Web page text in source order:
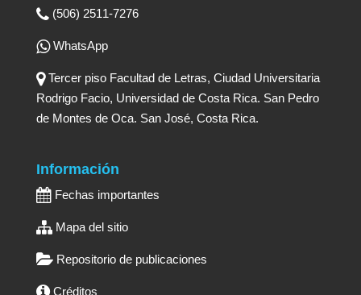
(506) 2511-7276
WhatsApp
Tercer piso Facultad de Letras, Ciudad Universitaria
Rodrigo Facio, Universidad de Costa Rica. San Pedro
de Montes de Oca. San José, Costa Rica.
Información
Fechas importantes
Mapa del sitio
Repositorio de publicaciones
Créditos